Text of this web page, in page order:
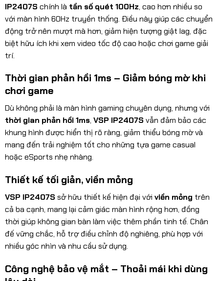
IP2407S chính là tần số quét 100Hz, cao hơn nhiều so
với màn hình 60Hz truyền thống. Điều này giúp các chuyển
động trở nên mượt mà hơn, giảm hiện tượng giật lag, đặc
biệt hữu ích khi xem video tốc độ cao hoặc chơi game giải
trí.
Thời gian phản hồi 1ms – Giảm bóng mờ khi
chơi game
Dù không phải là màn hình gaming chuyên dụng, nhưng với
thời gian phản hồi 1ms, VSP IP2407S vẫn đảm bảo các
khung hình được hiển thị rõ ràng, giảm thiểu bóng mờ và
mang đến trải nghiệm tốt cho những tựa game casual
hoặc eSports nhẹ nhàng.
Thiết kế tối giản, viền mỏng
VSP IP2407S sở hữu thiết kế hiện đại với viền mỏng trên
cả ba cạnh, mang lại cảm giác màn hình rộng hơn, đồng
thời giúp không gian bàn làm việc thêm phần tinh tế. Chân
đế vững chắc, hỗ trợ điều chỉnh độ nghiêng, phù hợp với
nhiều góc nhìn và nhu cầu sử dụng.
Công nghệ bảo vệ mắt – Thoải mái khi dùng